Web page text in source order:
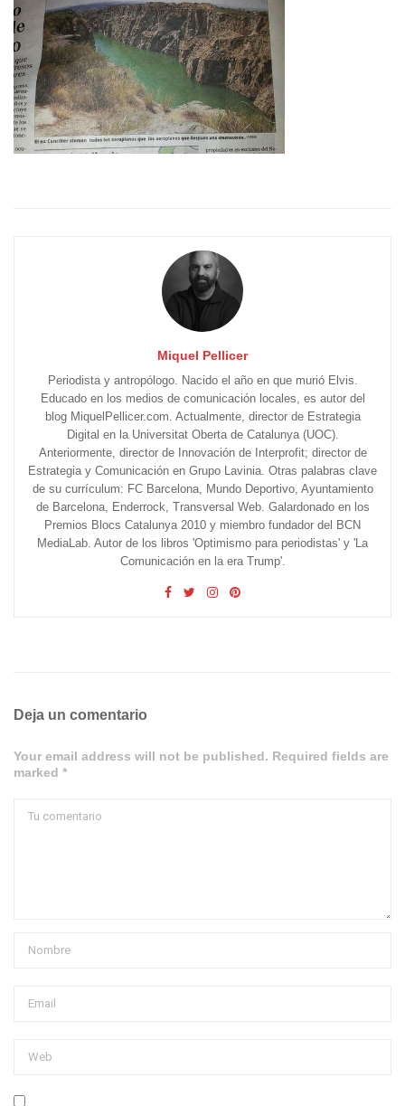
Miquel Pellicer
Periodista y antropólogo. Nacido el año en que murió Elvis.
Educado en los medios de comunicación locales, es autor del
blog MiquelPellicer.com. Actualmente, director de Estrategia
Digital en la Universitat Oberta de Catalunya (UOC).
Anteriormente, director de Innovación de Interprofit; director de
Estrategia y Comunicación en Grupo Lavinia. Otras palabras clave
de su currículum: FC Barcelona, Mundo Deportivo, Ayuntamiento
de Barcelona, Enderrock, Transversal Web. Galardonado en los
Premios Blocs Catalunya 2010 y miembro fundador del BCN
MediaLab. Autor de los libros 'Optimismo para periodistas' y 'La
Comunicación en la era Trump'.
Deja un comentario
Your email address will not be published. Required fields are
marked *